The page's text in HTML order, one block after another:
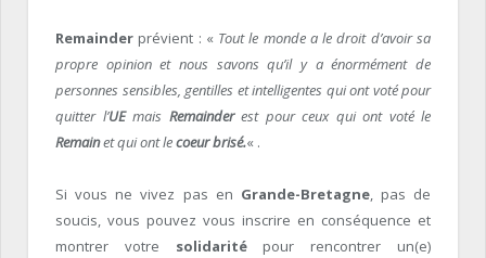
Remainder prévient : « Tout le monde a le droit d’avoir sa
propre opinion et nous savons qu’il y a énormément de
personnes sensibles, gentilles et intelligentes qui ont voté pour
quitter l’UEmais Remainderest pour ceux qui ont voté le
Remainet qui ont lecoeur brisé.« .
Si vous ne vivez pas en Grande-Bretagne, pas de
soucis, vous pouvez vous inscrire en conséquence et
montrer votre solidaritépour rencontrer un(e)